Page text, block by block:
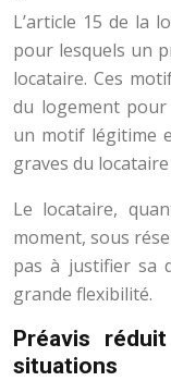
L’article 15 de la
pour lesquels un
locataire. Ces
du logement
un motif légitime
graves du
Le locataire,
moment, sous
pas à justifier sa
grande flexibilité.
Préavis
situations